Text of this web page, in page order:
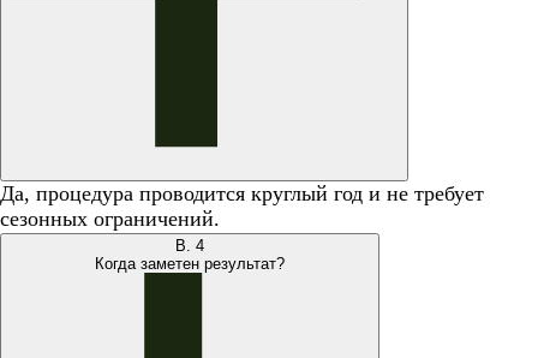
Да, процедура проводится круглый год и не требует
сезонных ограничений.
В. 4
Когда заметен результат?